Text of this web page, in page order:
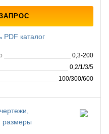
PDF каталог
0,3-200
0,2/1/3/5
100/300/600